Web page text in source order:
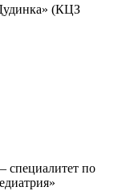
(КЦЗ
специалитет по